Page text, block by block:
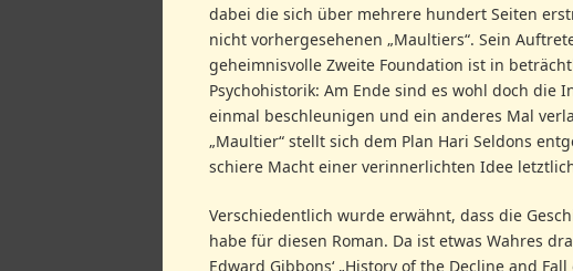
dabei die sich über mehrere hundert Seiten
nicht vorhergesehenen „Maultiers“. Sein
geheimnisvolle Zweite Foundation ist in
Psychohistorik: Am Ende sind es wohl doch die
einmal beschleunigen und ein anderes Mal
„Maultier“ stellt sich dem Plan Hari Seldons
schiere Macht einer verinnerlichten Idee
Verschiedentlich wurde erwähnt, dass die
habe für diesen Roman. Da ist etwas Wahres
Edward Gibbons‘ „History of the Decline and